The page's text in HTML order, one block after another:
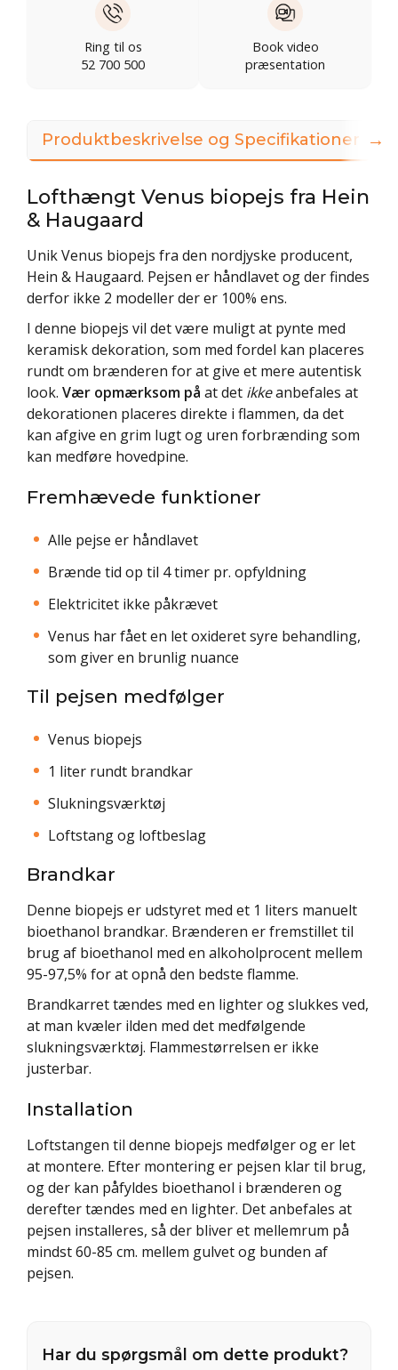
Ring til os
52 700 500
Book video
præsentation
Produktbeskrivelse og Specifikationer
Lofthængt Venus biopejs fra Hein
& Haugaard
Unik Venus biopejs fra den nordjyske producent,
Hein & Haugaard. Pejsen er håndlavet og der findes
derfor ikke 2 modeller der er 100% ens.
I denne biopejs vil det være muligt at pynte med
keramisk dekoration, som med fordel kan placeres
rundt om brænderen for at give et mere autentisk
look. Vær opmærksom på at det ikkeanbefales at
dekorationen placeres direkte i flammen, da det
kan afgive en grim lugt og uren forbrænding som
kan medføre hovedpine.
Fremhævede funktioner
Alle pejse er håndlavet
Brænde tid op til 4 timer pr. opfyldning
Elektricitet ikke påkrævet
Venus har fået en let oxideret syre behandling,
som giver en brunlig nuance
Til pejsen medfølger
Venus biopejs
1 liter rundt brandkar
Slukningsværktøj
Loftstang og loftbeslag
Brandkar
Denne biopejs er udstyret med et 1 liters manuelt
bioethanol brandkar. Brænderen er fremstillet til
brug af bioethanol med en alkoholprocent mellem
95-97,5% for at opnå den bedste flamme.
Brandkarret tændes med en lighter og slukkes ved,
at man kvæler ilden med det medfølgende
slukningsværktøj. Flammestørrelsen er ikke
justerbar.
Installation
Loftstangen til denne biopejs medfølger og er let
at montere. Efter montering er pejsen klar til brug,
og der kan påfyldes bioethanol i brænderen og
derefter tændes med en lighter. Det anbefales at
pejsen installeres, så der bliver et mellemrum på
mindst 60-85 cm. mellem gulvet og bunden af
pejsen.
Har du spørgsmål om dette produkt?
→